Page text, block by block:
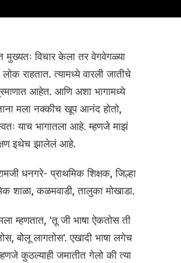
मुख्यतः विचार केला तर वेगवेगळ्या
राहतात. त्यामध्ये वारली जातीचे
आहेत. आणि अशा भागामध्ये
मला नक्कीच खूप आनंद होतो,
याच भागातला आहे. म्हणजे माझं
इथेच झालेलं आहे.
धनगरे- प्राथमिक शिक्षक, जिल्हा
शाळा, कळमवाडी, तालुका मोखाडा.
म्हणतात, 'तू जी भाषा ऐकतोस ती
बोलू लागतोस'. एखादी भाषा लगेच
कुठल्याही जमातीत गेलो की त्या